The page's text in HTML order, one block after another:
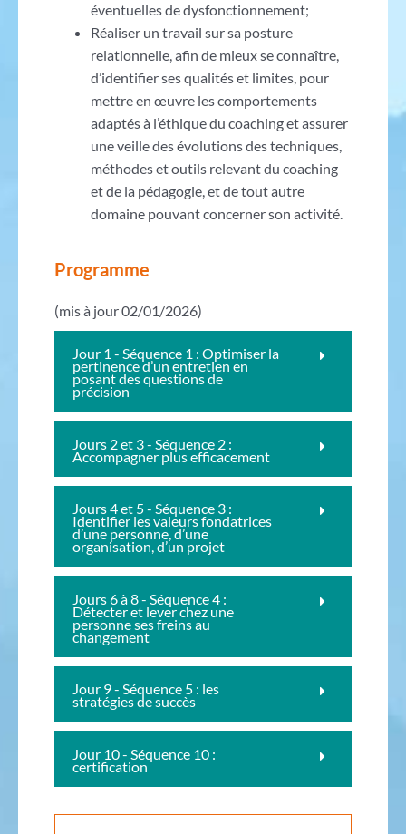
éventuelles de dysfonctionnement;
Réaliser un travail sur sa posture
relationnelle, afin de mieux se connaître,
d’identifier ses qualités et limites, pour
mettre en œuvre les comportements
adaptés à l’éthique du coaching et assurer
une veille des évolutions des techniques,
méthodes et outils relevant du coaching
et de la pédagogie, et de tout autre
domaine pouvant concerner son activité.
Programme
(mis à jour 02/01/2026)
Jour 1 - Séquence 1 : Optimiser la
pertinence d’un entretien en
posant des questions de
précision
Jours 2 et 3 - Séquence 2 :
Accompagner plus efficacement
Jours 4 et 5 - Séquence 3 :
Identifier les valeurs fondatrices
d’une personne, d’une
organisation, d’un projet
Jours 6 à 8 - Séquence 4 :
Détecter et lever chez une
personne ses freins au
changement
Jour 9 - Séquence 5 : les
stratégies de succès
Jour 10 - Séquence 10 :
certification